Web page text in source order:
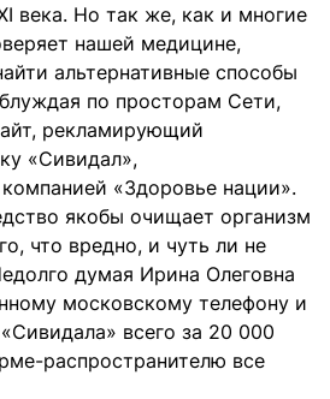
века. Но так же, как и многие
нашей медицине,
альтернативные способы
по просторам Сети,
рекламирующий
«Сивидал»,
«Здоровье нации».
якобы очищает организм
что вредно, и чуть ли не
думая Ирина Олеговна
московскому телефону и
всего за 20 000
распространителю все